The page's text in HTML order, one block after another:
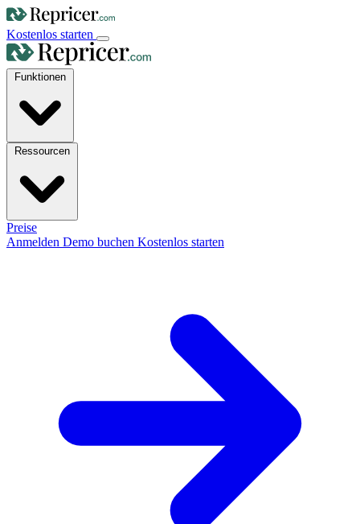
Kostenlos starten
Preise
Anmelden Demo buchen Kostenlos starten